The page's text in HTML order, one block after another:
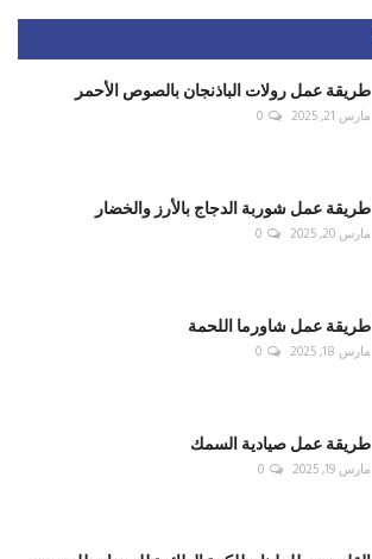
طريقة عمل رولات الباذنجان بالصوص الأحمر
مارس 21, 2025 0
طريقة عمل شوربة الدجاج بالأرز والخضار
مارس 20, 2025 0
طريقة عمل شاورما اللحمة
مارس 18, 2025 0
طريقة عمل صيادية السمك
مارس 19, 2025 0